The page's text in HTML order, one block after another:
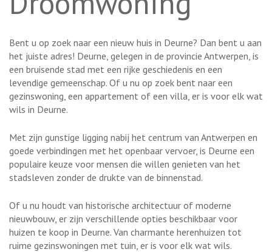
Bent u op zoek naar een nieuw huis in Deurne? Dan bent u aan
het juiste adres! Deurne, gelegen in de provincie Antwerpen, is
een bruisende stad met een rijke geschiedenis en een
levendige gemeenschap. Of u nu op zoek bent naar een
gezinswoning, een appartement of een villa, er is voor elk wat
wils in Deurne.
Met zijn gunstige ligging nabij het centrum van Antwerpen en
goede verbindingen met het openbaar vervoer, is Deurne een
populaire keuze voor mensen die willen genieten van het
stadsleven zonder de drukte van de binnenstad.
Of u nu houdt van historische architectuur of moderne
nieuwbouw, er zijn verschillende opties beschikbaar voor
huizen te koop in Deurne. Van charmante herenhuizen tot
ruime gezinswoningen met tuin, er is voor elk wat wils.